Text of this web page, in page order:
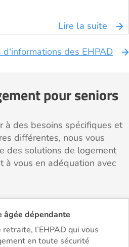
Lire la suite
des EHPAD
pour seniors
à des besoins spécifiques et
différentes, nous vous
des solutions de logement
à vous en adéquation avec
âgée dépendante
l’EHPAD qui vous
en toute sécurité